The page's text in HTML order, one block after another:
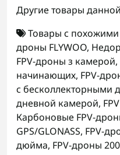
Другие товары
Товары с похожими
дроны FLYWOO,
FPV-дроны з камерой,
начинающих, FPV-
с бесколлекторными
дневной камерой,
Карбоновые FPV-
GPS/GLONASS, FPV-
дюйма, FPV-дроны